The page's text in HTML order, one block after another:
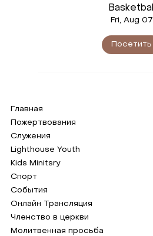
Basketball
Fri, Aug 07
Посетить
Главная
Пожертвования
Служения
Lighthouse Youth
Kids Minitsry
Спорт
События
Онлайн Трансляция
Членство в церкви
Молитвенная просьба